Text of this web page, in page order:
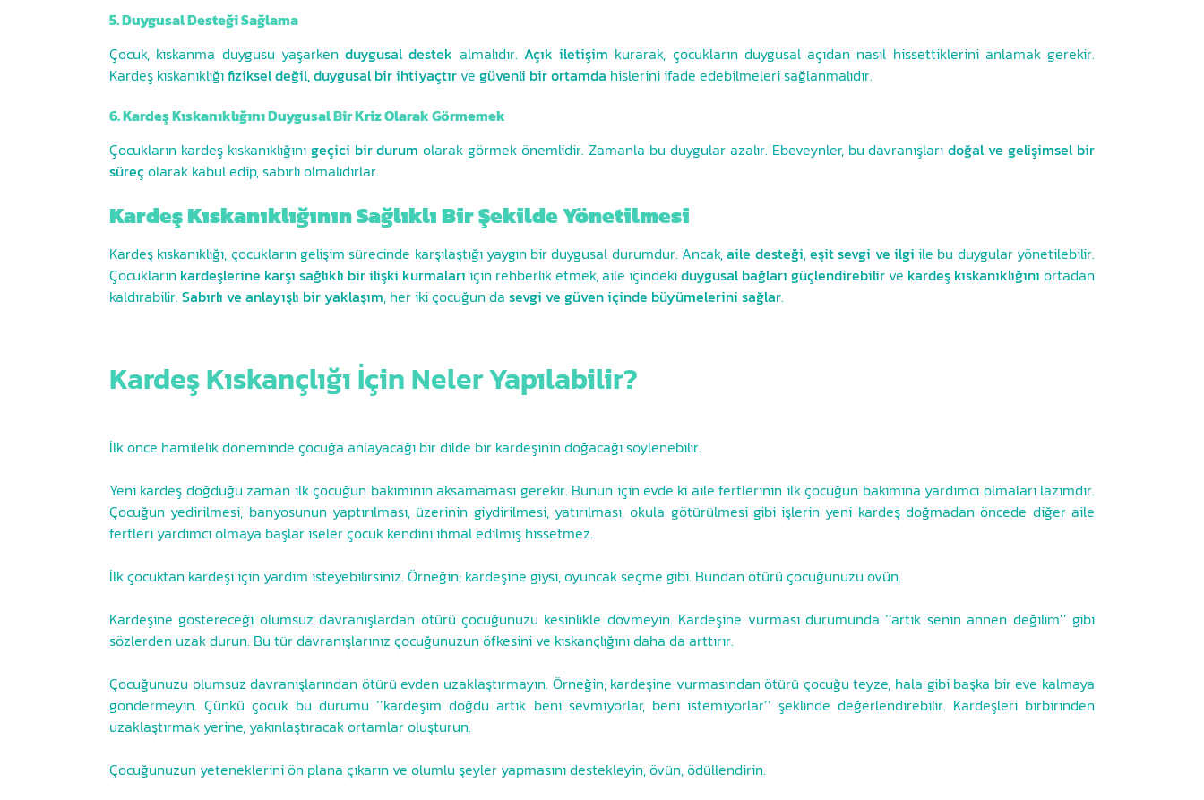
5. Duygusal Desteği Sağlama
Çocuk, kıskanma duygusu yaşarken duygusal destek almalıdır. Açık iletişim kurarak, çocukların duygusal açıdan nasıl hissettiklerini anlamak gerekir.
Kardeş kıskanıklığıfiziksel değil, duygusal bir ihtiyaçtır ve güvenli bir ortamda hislerini ifade edebilmeleri sağlanmalıdır.
6. Kardeş Kıskanıklığını Duygusal Bir Kriz Olarak Görmemek
Çocukların kardeş kıskanıklığını geçici bir durum olarak görmek önemlidir. Zamanla bu duygular azalır. Ebeveynler, bu davranışlarıdoğal ve gelişimsel bir
süreçolarak kabul edip, sabırlı olmalıdırlar.
Kardeş Kıskanıklığının Sağlıklı Bir Şekilde Yönetilmesi
Kardeş kıskanıklığı, çocukların gelişim sürecinde karşılaştığı yaygın bir duygusal durumdur. Ancak,aile desteği,eşit sevgi ve ilgi ile bu duygular yönetilebilir.
Çocukların kardeşlerine karşı sağlıklı bir ilişki kurmaları için rehberlik etmek, aile içindekiduygusal bağları güçlendirebilir ve kardeş kıskanıklığını ortadan
kaldırabilir. Sabırlı ve anlayışlı bir yaklaşım, her iki çocuğun da sevgi ve güven içinde büyümelerini sağlar.
Kardeş Kıskançlığı İçin Neler Yapılabilir?
İlk önce hamilelik döneminde çocuğa anlayacağı bir dilde bir kardeşinin doğacağı söylenebilir.
Yeni kardeş doğduğu zaman ilk çocuğun bakımının aksamaması gerekir. Bunun için evde ki aile fertlerinin ilk çocuğun bakımına yardımcı olmaları lazımdır.
Çocuğun yedirilmesi, banyosunun yaptırılması, üzerinin giydirilmesi, yatırılması, okula götürülmesi gibi işlerin yeni kardeş doğmadan öncede diğer aile
fertleri yardımcı olmaya başlar iseler çocuk kendini ihmal edilmiş hissetmez.
İlk çocuktan kardeşi için yardım isteyebilirsiniz. Örneğin; kardeşine giysi, oyuncak seçme gibi. Bundan ötürü çocuğunuzu övün.
Kardeşine göstereceği olumsuz davranışlardan ötürü çocuğunuzu kesinlikle dövmeyin. Kardeşine vurması durumunda ‘‘artık senin annen değilim’’ gibi
sözlerden uzak durun. Bu tür davranışlarınız çocuğunuzun öfkesini ve kıskançlığını daha da arttırır.
Çocuğunuzu olumsuz davranışlarından ötürü evden uzaklaştırmayın. Örneğin; kardeşine vurmasından ötürü çocuğu teyze, hala gibi başka bir eve kalmaya
göndermeyin. Çünkü çocuk bu durumu ‘’kardeşim doğdu artık beni sevmiyorlar, beni istemiyorlar’’ şeklinde değerlendirebilir. Kardeşleri birbirinden
uzaklaştırmak yerine, yakınlaştıracak ortamlar oluşturun.
Çocuğunuzun yeteneklerini ön plana çıkarın ve olumlu şeyler yapmasını destekleyin, övün, ödüllendirin.